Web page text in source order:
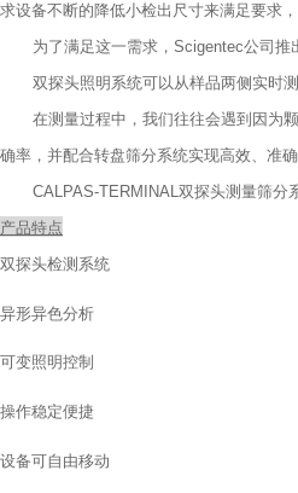
求设备不断的降低小检出尺寸来满足要求
为了满足这一需求， Scigentec公司推
双探头照明系统可以从样品两侧实时
在测量过程中，我们往往会遇到因为
确率，并配合转盘筛分系统实现高效、准
CALPAS-TERMINAL双探头测量筛分
产品特点
双探头检测系统
异形异色分析
可变照明控制
操作稳定便捷
设备可自由移动